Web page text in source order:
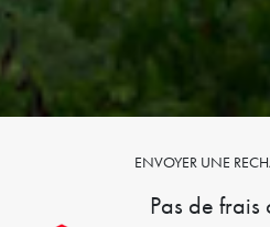
ENVOYER UNE
Pas de frais